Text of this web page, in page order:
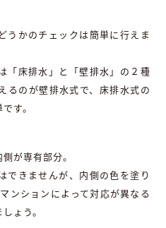
うかのチェックは簡単に行えま
「床排水」と「壁排水」の２種
るのが壁排水式で、床排水式の
す。
が専有部分。
できませんが、内側の色を塗り
ンションによって対応が異なる
ょう。